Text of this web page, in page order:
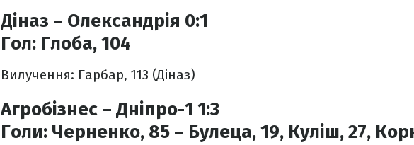
Діназ – Олександрія 0:1
Гол: Глоба, 104
Вилучення: Гарбар, 113 (Діназ)
Агробізнес – Дніпро-1 1:3
Голи: Черненко, 85 – Булеца, 19, Куліш, 27,